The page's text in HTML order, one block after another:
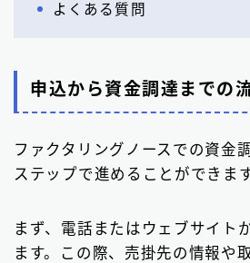
よくある質問
申込から資金調達までの
ファクタリングノースでの資金
ステップで進めることができます
まず、電話またはウェブサイト
ます。この際、売掛先の情報や